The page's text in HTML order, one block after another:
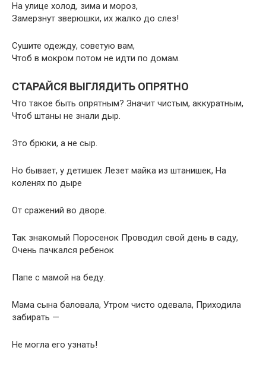
На улице холод, зима и мороз,
Замерзнут зверюшки, их жалко до слез!
Сушите одежду, советую вам,
Чтоб в мокром потом не идти по домам.
СТАРАЙСЯ ВЫГЛЯДИТЬ ОПРЯТНО
Что такое быть опрятным? Значит чистым, аккуратным,
Чтоб штаны не знали дыр.
Это брюки, а не сыр.
Но бывает, у детишек Лезет майка из штанишек, На
коленях по дыре
От сражений во дворе.
Так знакомый Поросенок Проводил свой день в саду,
Очень пачкался ребенок
Папе с мамой на беду.
Мама сына баловала, Утром чисто одевала, Приходила
забирать —
Не могла его узнать!